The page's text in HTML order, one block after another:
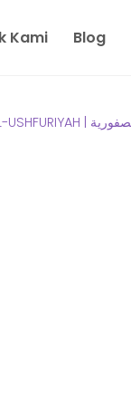
Kami Blog